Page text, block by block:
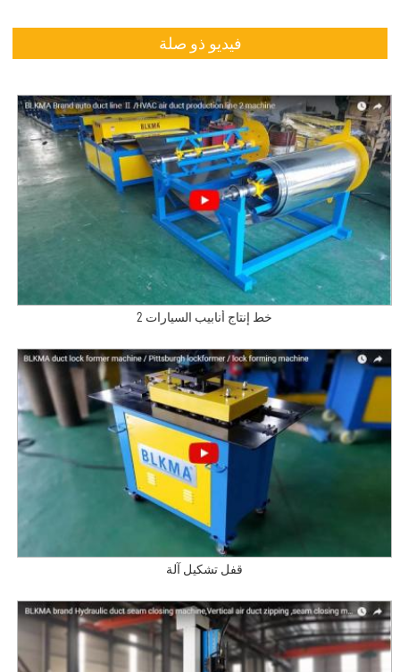
فيديو ذو صلة
خط إنتاج أنابيب السيارات 2
قفل تشكيل آلة